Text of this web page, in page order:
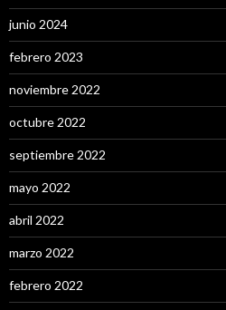
junio 2024
febrero 2023
noviembre 2022
octubre 2022
septiembre 2022
mayo 2022
abril 2022
marzo 2022
febrero 2022